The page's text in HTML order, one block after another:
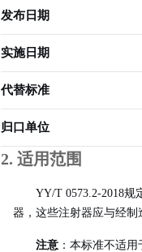
发布日期
实施日期
代替标准
归口单位
2. 适用范围
YY/T 0573.2-2018规
器，这些注射器应与经制
注意 ：本标准不适用